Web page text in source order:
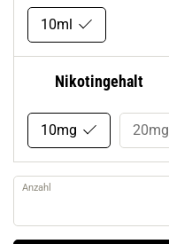
10ml
Nikotingehalt
10mg 20mg
Anzahl